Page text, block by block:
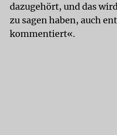
dazugehört, und das
zu sagen haben, auch
kommentiert«.